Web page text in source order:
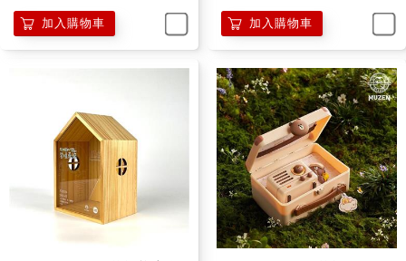
加入購物車 加入購物車